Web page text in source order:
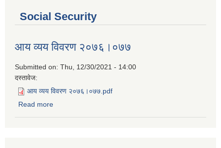
Social Security
आय व्यय विवरण २०७६।०७७
Submitted on: Thu, 12/30/2021 - 14:00
दस्तावेज:
आय व्यय विवरण २०७६।०७७.pdf
Read more